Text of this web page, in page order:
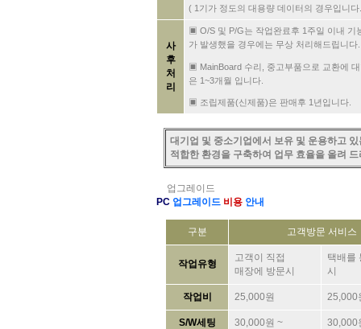
( 1기가 정도의 대용량 데이터의 경우입니다
사
후
처
리
▣ O/S 및 P/G는 작업완료후 1주일 이내 기
가 발생했을 경우에는 무상 처리해드립니다.
▣ MainBoard 수리, 중고부품으로 교환에
은 1~3개월 입니다.
▣ 조립제품(신제품)은 판매후 1년입니다.
대기업 및 중소기업에서 보유 및 운용하고
적합한 환경을 구축하여 업무 효율을 올려
업그레이드
PC 업그레이드 비용 안내
구분 고객방문 서비스
작업유형
고객이 직접
매장에 방문시
택배를
시
작업비 25,000원 25,000
S/W세팅 30,000원 ~ 30,000